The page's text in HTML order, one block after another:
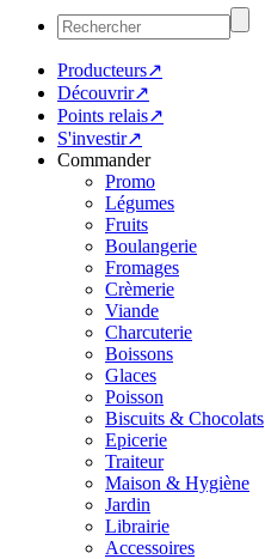
Producteurs↗
Découvrir↗
Points relais↗
S'investir↗
Commander
Promo
Légumes
Fruits
Boulangerie
Fromages
Crèmerie
Viande
Charcuterie
Boissons
Glaces
Poisson
Biscuits & Chocolats
Epicerie
Traiteur
Maison & Hygiène
Jardin
Librairie
Accessoires